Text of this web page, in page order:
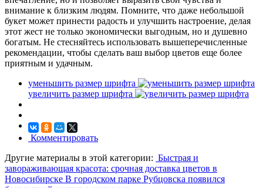
внимание к близким людям. Помните, что даже небольшой
букет может принести радость и улучшить настроение, делая
этот жест не только экономически выгодным, но и душевно
богатым. Не стесняйтесь использовать вышеперечисленные
рекомендации, чтобы сделать ваш выбор цветов еще более
приятным и удачным.
уменьшить размер шрифта
увеличить размер шрифта
Комментировать
Другие материалы в этой категории: Быстрая и
завораживающая красота: срочная доставка цветов в
Новосибирске В городском парке Рубцовска появился